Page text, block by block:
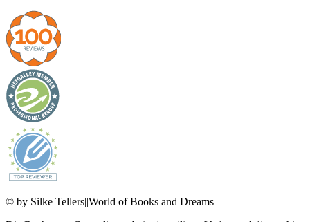
© by Silke Tellers||World of Books and Dreams